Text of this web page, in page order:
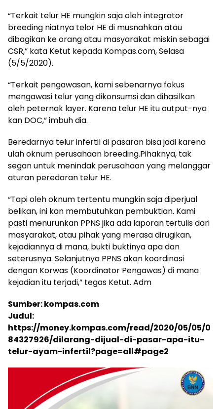
“Terkait telur HE mungkin saja oleh integrator
breeding niatnya telor HE di musnahkan atau
dibagikan ke orang atau masyarakat miskin sebagai
CSR,” kata Ketut kepada Kompas.com, Selasa
(5/5/2020).
“Terkait pengawasan, kami sebenarnya fokus
mengawasi telur yang dikonsumsi dan dihasilkan
oleh peternak layer. Karena telur HE itu output-nya
kan DOC,” imbuh dia.
Beredarnya telur infertil di pasaran bisa jadi karena
ulah oknum perusahaan breeding.Pihaknya, tak
segan untuk menindak perusahaan yang melanggar
aturan peredaran telur HE.
“Tapi oleh oknum tertentu mungkin saja diperjual
belikan, ini kan membutuhkan pembuktian. Kami
pasti menurunkan PPNS jika ada laporan tertulis dari
masyarakat, atau pihak yang merasa dirugikan,
kejadiannya di mana, bukti buktinya apa dan
seterusnya. Selanjutnya PPNS akan koordinasi
dengan Korwas (Koordinator Pengawas) di mana
kejadian itu terjadi,” tegas Ketut. Adm
Sumber: kompas.com
Judul:
https://money.kompas.com/read/2020/05/05/0
84327926/dilarang-dijual-di-pasar-apa-itu-
telur-ayam-infertil?page=all#page2